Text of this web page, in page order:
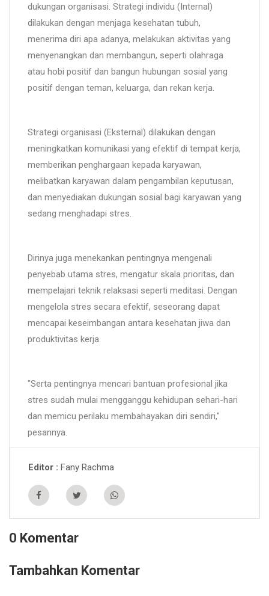
dukungan organisasi. Strategi individu (Internal)
dilakukan dengan menjaga kesehatan tubuh,
menerima diri apa adanya, melakukan aktivitas yang
menyenangkan dan membangun, seperti olahraga
atau hobi positif dan bangun hubungan sosial yang
positif dengan teman, keluarga, dan rekan kerja.
Strategi organisasi (Eksternal) dilakukan dengan
meningkatkan komunikasi yang efektif di tempat kerja,
memberikan penghargaan kepada karyawan,
melibatkan karyawan dalam pengambilan keputusan,
dan menyediakan dukungan sosial bagi karyawan yang
sedang menghadapi stres.
Dirinya juga menekankan pentingnya mengenali
penyebab utama stres, mengatur skala prioritas, dan
mempelajari teknik relaksasi seperti meditasi. Dengan
mengelola stres secara efektif, seseorang dapat
mencapai keseimbangan antara kesehatan jiwa dan
produktivitas kerja.
"Serta pentingnya mencari bantuan profesional jika
stres sudah mulai mengganggu kehidupan sehari-hari
dan memicu perilaku membahayakan diri sendiri,"
pesannya.
Editor Fany Rachma
0 Komentar
Tambahkan Komentar